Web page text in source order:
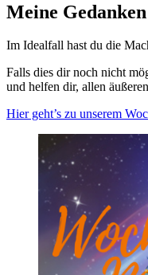
Meine
Im Ide­al­fall hast du die
Falls dies dir noch nicht
und helfen dir, allen
Hier geht’s zu unserem